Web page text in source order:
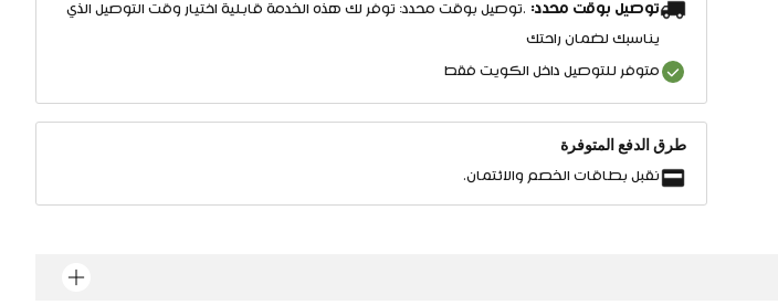
توصيل بوقت محدد: .توصيل بوقت محدد: توفر لك هذه الخدمة قابلية اختيار وقت التوصيل الذي
يناسبك لضمان راحتك
متوفر للتوصيل داخل الكويت فقط
طرق الدفع المتوفرة
نقبل بطاقات الخصم والائتمان.